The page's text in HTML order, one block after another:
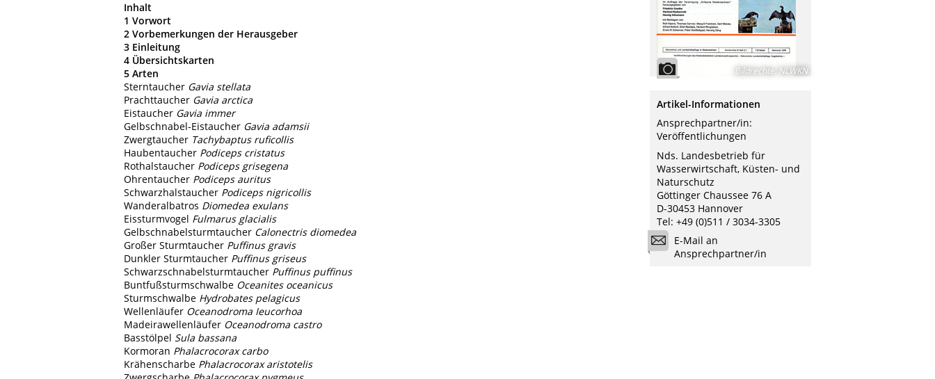
Inhalt
1 Vorwort
2 Vorbemerkungen der Herausgeber
3 Einleitung
4 Übersichtskarten
5 Arten
Sterntaucher Gavia stellata
Prachttaucher Gavia arctica
Eistaucher Gavia immer
Gelbschnabel-Eistaucher Gavia adamsii
Zwergtaucher Tachybaptus ruficollis
Haubentaucher Podiceps cristatus
Rothalstaucher Podiceps grisegena
Ohrentaucher Podiceps auritus
Schwarzhalstaucher Podiceps nigricollis
Wanderalbatros Diomedea exulans
Eissturmvogel Fulmarus glacialis
Gelbschnabelsturmtaucher Calonectris diomedea
Großer Sturmtaucher Puffinus gravis
Dunkler Sturmtaucher Puffinus griseus
Schwarzschnabelsturmtaucher Puffinus puffinus
Buntfußsturmschwalbe Oceanites oceanicus
Sturmschwalbe Hydrobates pelagicus
Wellenläufer Oceanodroma Ieucorhoa
Madeirawellenläufer Oceanodroma castro
Basstölpel Sula bassana
Kormoran Phalacrocorax carbo
Krähenscharbe Phalacrocorax aristotelis
Bildrechte: NLWKN
Artikel-Informationen
Ansprechpartner/in:
Veröffentlichungen
Nds. Landesbetrieb für
Wasserwirtschaft, Küsten- und
Naturschutz
Göttinger Chaussee 76 A
D-30453 Hannover
Tel: +49 (0)511 / 3034-3305
E-Mail an
Ansprechpartner/in